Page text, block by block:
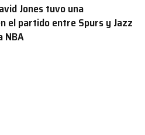
Jones tuvo una
el partido entre Spurs y Jazz
NBA